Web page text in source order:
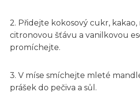
2. Přidejte kokosový cukr,
citronovou šťávu a vanilkovou
promíchejte.
3. V míse smíchejte mleté
prášek do pečiva a sůl.